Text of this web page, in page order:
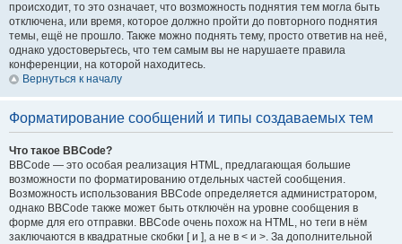
происходит, то это означает, что возможность поднятия тем могла быть
отключена, или время, которое должно пройти до повторного поднятия
темы, ещё не прошло. Также можно поднять тему, просто ответив на неё,
однако удостоверьтесь, что тем самым вы не нарушаете правила
конференции, на которой находитесь.
Вернуться к началу
Форматирование сообщений и типы создаваемых тем
Что такое BBCode?
BBCode — это особая реализация HTML, предлагающая большие
возможности по форматированию отдельных частей сообщения.
Возможность использования BBCode определяется администратором,
однако BBCode также может быть отключён на уровне сообщения в
форме для его отправки. BBCode очень похож на HTML, но теги в нём
заключаются в квадратные скобки [ и ], а не в < и >. За дополнительной